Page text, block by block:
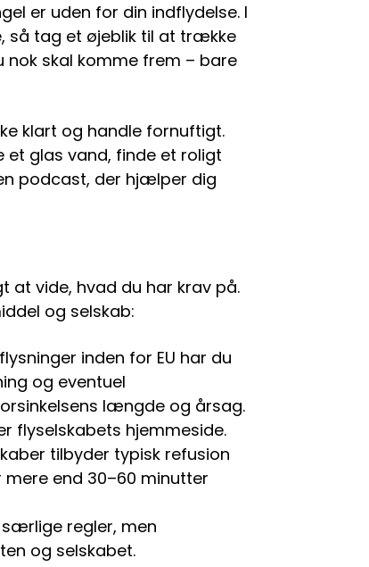
er uden for din indflydelse. I
så tag et øjeblik til at trække
skal komme frem – bare
klart og handle fornuftigt.
et glas vand, finde et roligt
podcast, der hjælper dig
at vide, hvad du har krav på.
og selskab:
inden for EU har du
og eventuel
længde og årsag.
flyselskabets hjemmeside.
tilbyder typisk refusion
end 30–60 minutter
regler, men
og selskabet.